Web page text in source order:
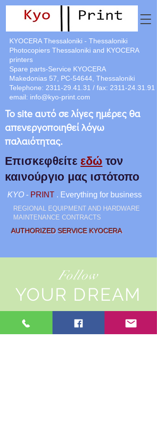
AUTHORIZED SERVICE KYOCERA
KYOCERA Thessaloniki - Thessaloniki
Photocopiers Thessaloniki and KYOCERA
printers
Spare parts-Service KYOCERA
Makedonias 57, PC-54644, Thessaloniki
Telephone: 2311-29.41.31 / fax: 2311-24.31.91
email: info@kyo-print.com
KYO - PRINT . Everything for business
REGIONAL EQUIPMENT AND HARDWARE
MAINTENANCE CONTRACTS
Το site αυτό σε λίγες ημέρες θα
απενεργοποιηθεί λόγω
παλαιότητας.
Επισκεφθείτε εδώ τον
καινούργιο μας ιστότοπο
LEASING
Follow
YOUR DREAM